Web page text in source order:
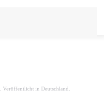
. Veröffentlicht in Deutschland .